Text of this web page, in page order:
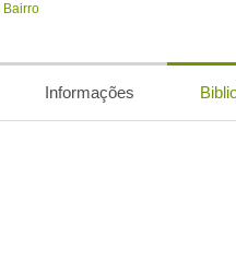
Informações